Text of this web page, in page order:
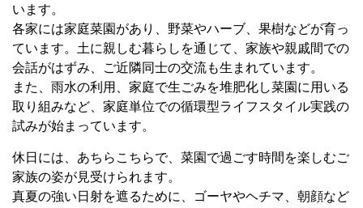
います。
各家には家庭菜園があり、野菜やハーブ、果樹などが育っ
ています。土に親しむ暮らしを通じて、家族や親戚間での
会話がはずみ、ご近隣同士の交流も生まれています。
また、雨水の利用、家庭で生ごみを堆肥化し菜園に用いる
取り組みなど、家庭単位での循環型ライフスタイル実践の
試みが始まっています。
休日には、あちらこちらで、菜園で過ごす時間を楽しむご
家族の姿が見受けられます。
真夏の強い日射を遮るために、ゴーヤやヘチマ、朝顔など